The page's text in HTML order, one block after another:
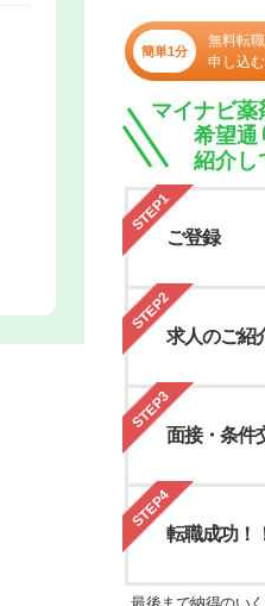
簡単1分
無料転
申し込む
マイナビ薬
希望通
紹介し
STEP1
ご登録
STEP2
求人のご紹
STEP3
面接・条件
STEP4
転職成功！